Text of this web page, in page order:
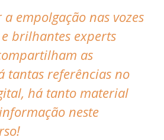
a empolgação nas vozes
brilhantes experts
as
tantas referências no
há tanto material
neste